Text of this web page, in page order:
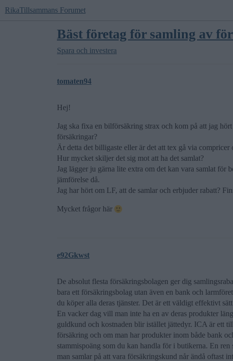
RikaTillsammans Forumet
Bäst företag för samling av
Spara och investera
tomaten94
Hej!
Jag ska fixa en bilförsäkring strax och kom på att jag
försäkringar?
Är detta det billigaste eller är det att tex gå via
Hur mycket skiljer det sig mot att ha det samlat?
Jag lägger ju gärna lite extra om det kan vara samlat för
jämförelse då.
Jag har hört om LF, att de samlar och erbjuder rabatt?
Mycket frågor här
e92Gkwst
De absolut flesta försäkringsbolagen ger dig
bara ett försäkringsbolag utan även en bank och
du köper alla deras tjänster. Det är ett väldigt effektivt
En vacker dag vill man inte ha en av deras produkter
guldkund och kostnaden blir istället jättedyr. ICA är ett
försäkring och om man har produkter inom både bank
stammispoäng som du kan handla för i butikerna. En
man samlar på att vara försäkringskund når ändå oftast